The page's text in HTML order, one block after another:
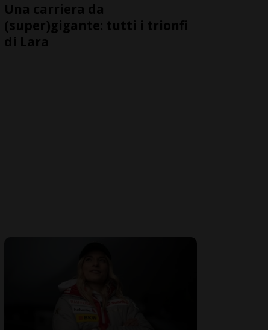
Una carriera da
(super)gigante: tutti i trionfi
di Lara